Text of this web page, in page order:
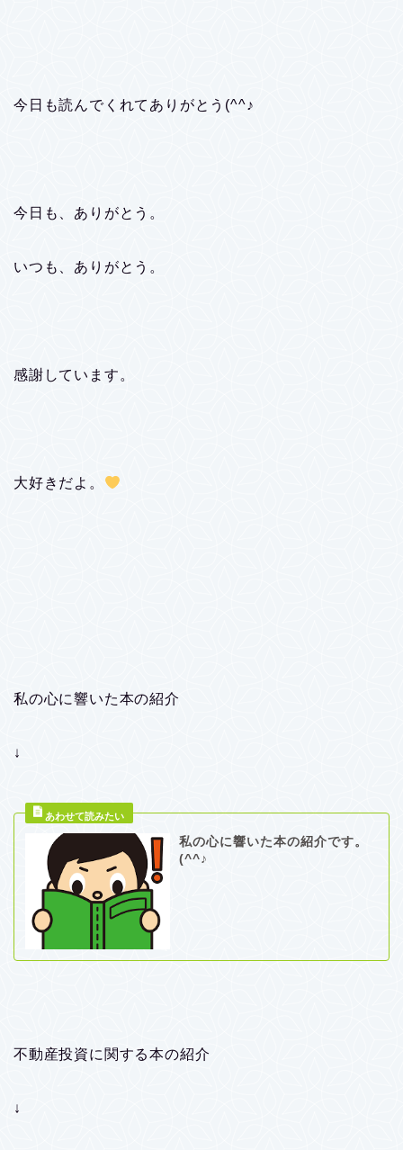
今日も読んでくれてありがとう(^^♪
今日も、ありがとう。
いつも、ありがとう。
感謝しています。
大好きだよ。
私の心に響いた本の紹介
↓
私の心に響いた本の紹介です。
(^^♪
不動産投資に関する本の紹介
↓